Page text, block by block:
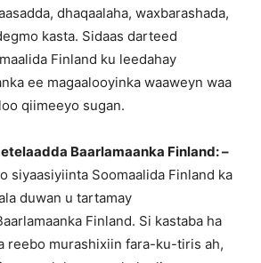
dhaqaalaha, waxbarashada,
kasta. Sidaas darteed
Finland ku leedahay
ee magaalooyinka waaweyn waa
qiimeeyo sugan.
Baarlamaanka Finland: –
siyaasiyiinta Soomaalida Finland ka
duwan u tartamay
Finland. Si kastaba ha
reebo murashixiin fara-ku-tiris ah,